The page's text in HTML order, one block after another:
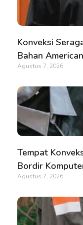
Konveksi
Bahan
Agustus 7, 2026
Tempat
Bordir
Agustus 7, 2026